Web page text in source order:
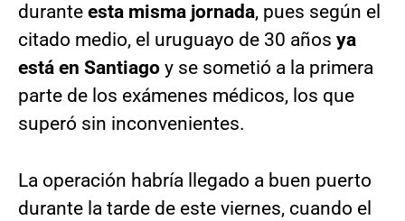
durante esta misma jornada, pues según el
citado medio, el uruguayo de 30 años ya
está en Santiago y se sometió a la primera
parte de los exámenes médicos, los que
superó sin inconvenientes.
La operación habría llegado a buen puerto
durante la tarde de este viernes, cuando el